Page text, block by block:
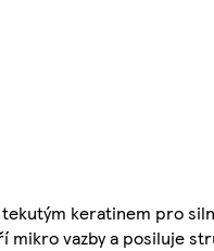
keratinem pro
mikro vazby a posiluje